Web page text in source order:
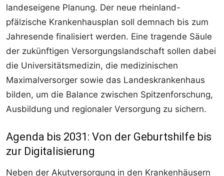
landeseigene Planung. Der neue rheinland-
pfälzische Krankenhausplan soll demnach bis zum
Jahresende finalisiert werden. Eine tragende Säule
der zukünftigen Versorgungslandschaft sollen dabei
die Universitätsmedizin, die medizinischen
Maximalversorger sowie das Landeskrankenhaus
bilden, um die Balance zwischen Spitzenforschung,
Ausbildung und regionaler Versorgung zu sichern.
Agenda bis 2031: Von der Geburtshilfe bis
zur Digitalisierung
Neben der Akutversorgung in den Krankenhäusern